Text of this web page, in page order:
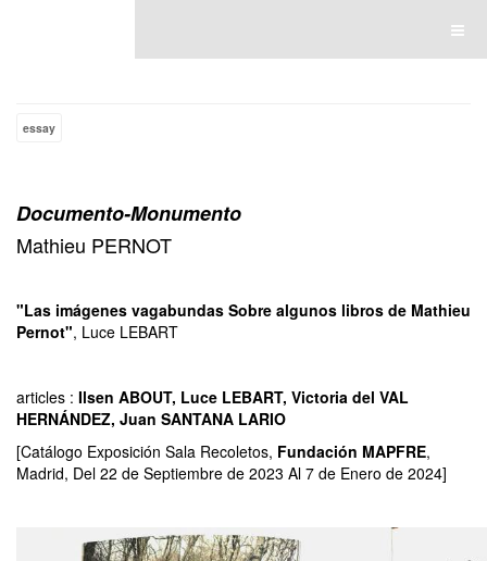
essay
Documento-Monumento
Mathieu PERNOT
"Las imágenes vagabundas Sobre algunos libros de Mathieu
Pernot", Luce LEBART
articles : Ilsen ABOUT, Luce LEBART, Victoria del VAL
HERNÁNDEZ, Juan SANTANA LARIO
[Catálogo Exposición Sala Recoletos, Fundación MAPFRE,
Madrid, Del 22 de Septiembre de 2023 Al 7 de Enero de 2024]